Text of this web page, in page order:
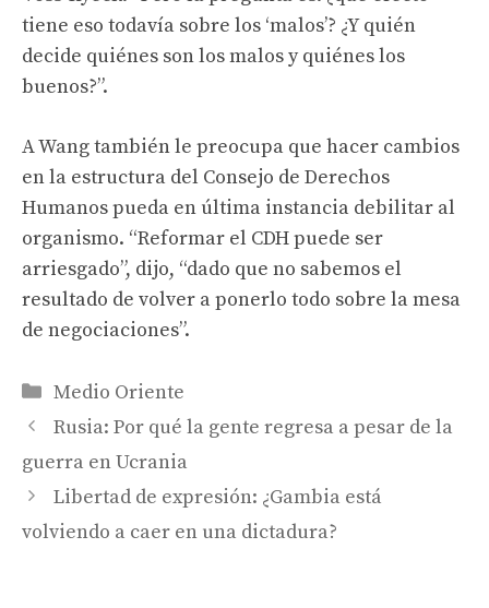
tiene eso todavía sobre los ‘malos’? ¿Y quién
decide quiénes son los malos y quiénes los
buenos?”.
A Wang también le preocupa que hacer cambios
en la estructura del Consejo de Derechos
Humanos pueda en última instancia debilitar al
organismo. “Reformar el CDH puede ser
arriesgado”, dijo, “dado que no sabemos el
resultado de volver a ponerlo todo sobre la mesa
de negociaciones”.
Categories
Medio Oriente
Rusia: Por qué la gente regresa a pesar de la
guerra en Ucrania
Libertad de expresión: ¿Gambia está
volviendo a caer en una dictadura?